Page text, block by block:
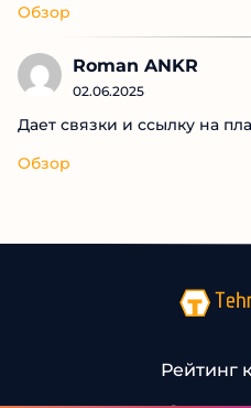
Обзор
Roman ANKR
02.06.2025
Дает связки и ссылку на
Обзор
Рейтинг